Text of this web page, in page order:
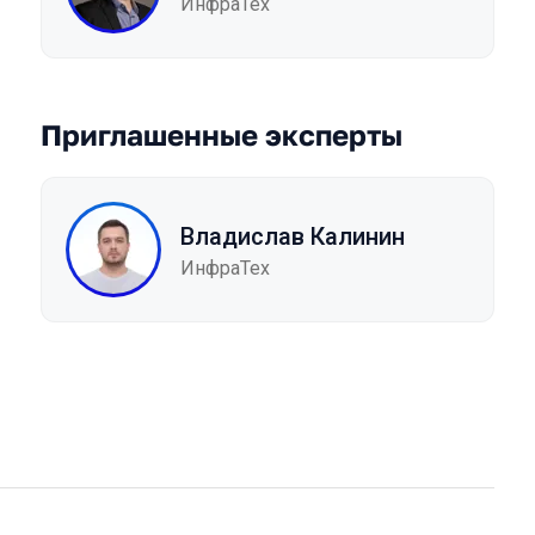
Приглашенные эксперты
Владислав Калинин
ИнфраТех